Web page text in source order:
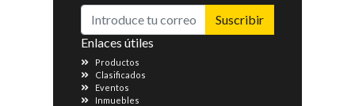
Suscribir
Enlaces útiles
Productos
Clasificados
Eventos
Inmuebles